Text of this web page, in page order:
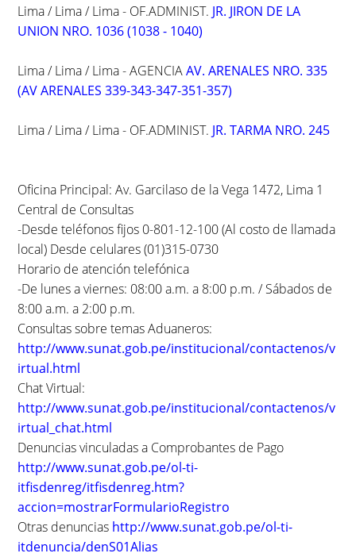
Lima / Lima / Lima - OF.ADMINIST. JR. JIRON DE LA
UNION NRO. 1036 (1038 - 1040)
Lima / Lima / Lima - AGENCIAAV. ARENALES NRO. 335
(AV ARENALES 339-343-347-351-357)
Lima / Lima / Lima - OF.ADMINIST. JR. TARMA NRO. 245
Oficina Principal: Av. Garcilaso de la Vega 1472, Lima 1
Central de Consultas
-Desde teléfonos fijos 0-801-12-100 (Al costo de llamada
local) Desde celulares (01)315-0730
Horario de atención telefónica
-De lunes a viernes: 08:00 a.m. a 8:00 p.m. / Sábados de
8:00 a.m. a 2:00 p.m.
Consultas sobre temas Aduaneros:
http://www.sunat.gob.pe/institucional/contactenos/v
irtual.html
Chat Virtual:
http://www.sunat.gob.pe/institucional/contactenos/v
irtual_chat.html
Denuncias vinculadas a Comprobantes de Pago
http://www.sunat.gob.pe/ol-ti-
itfisdenreg/itfisdenreg.htm?
accion=mostrarFormularioRegistro
Otras denuncias http://www.sunat.gob.pe/ol-ti-
itdenuncia/denS01Alias